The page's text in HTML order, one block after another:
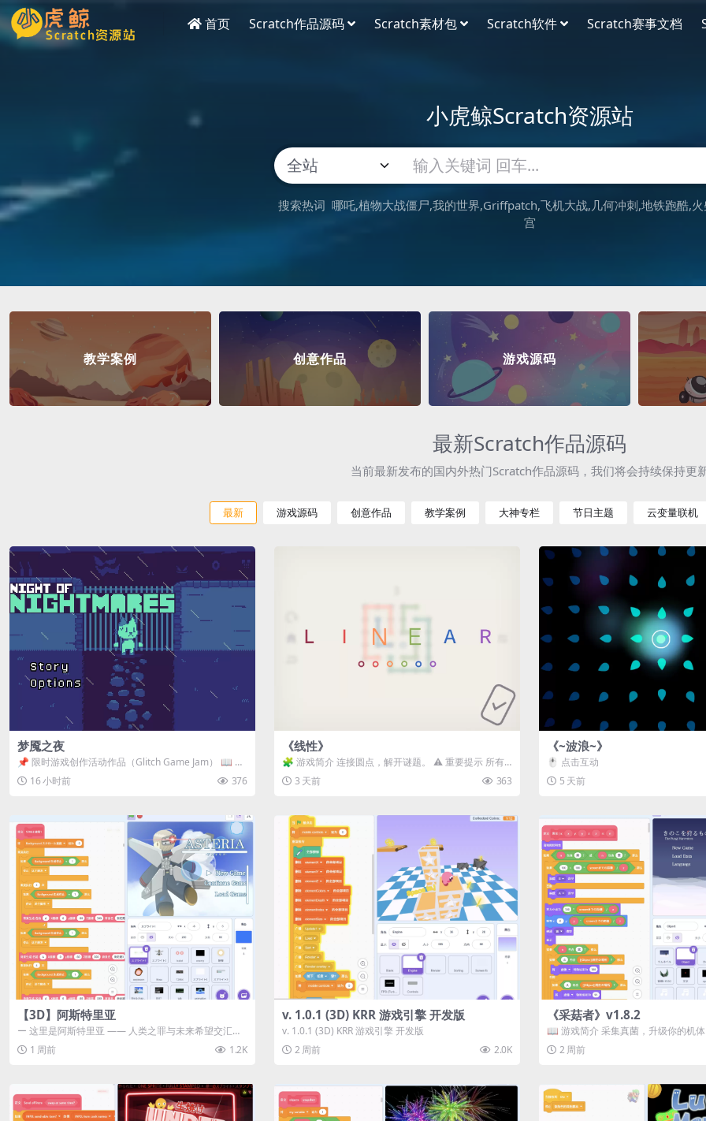
首页 Scratch作品源码 Scratch素材包 Scratch软件 Scratch赛事文档
小虎鲸Scratch资源站
搜索热词 哪吒 植物大战僵尸 我的世界 Griffpatch 飞机大战 几何冲刺 地铁跑酷
宫
教学案例 创意作品 游戏源码
最新Scratch作品源码
当前最新发布的国内外热门Scratch作品源码，我们将会持续保持更
最新 游戏源码 创意作品 教学案例 大神专栏 节日主题 云变量联机
梦魇之夜
📌 限时游戏创作活动作品（Glitch Game Jam） 📖 故
事背景 怪物四...
16 小时前 376
《线性》
🧩 游戏简介 连接圆点，解开谜题。 ⚠️ 重要提示 所有
关卡均可通关，请确保使用...
3 天前 363
《~波浪~》
🖱️ 点击互动
5 天前
【3D】阿斯特里亚
ー 这里是阿斯特里亚 —— 人类之罪与未来希望交汇之
地 📖 游戏简介 《阿斯特里...
1 周前 1.2K
v. 1.0.1 (3D) KRR 游戏引擎 开发版
v. 1.0.1 (3D) KRR 游戏引擎 开发版
2 周前
2.0K
《采菇者》v1.8.2
📖 游戏简介 采集真菌，升级你的机
域探索。 这是一款静谧的探索冒...
2 周前